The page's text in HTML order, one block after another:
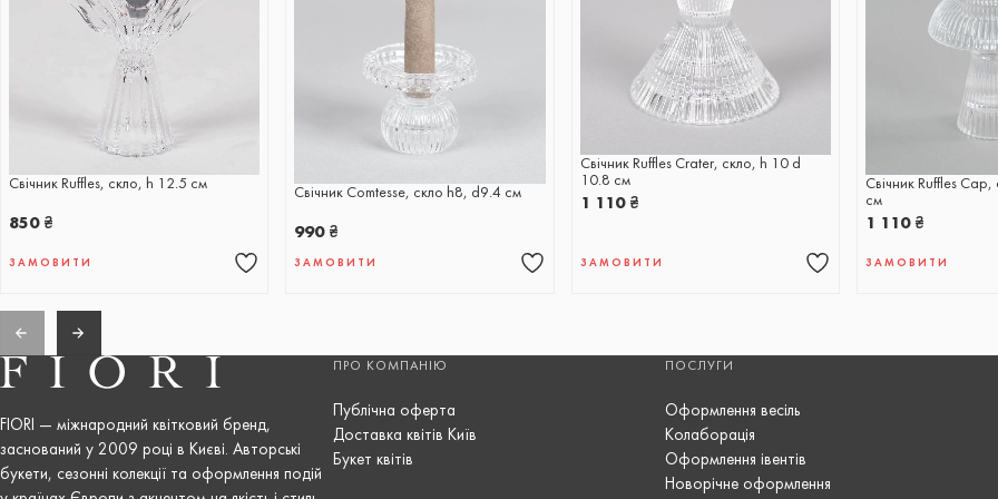
Свічник Ruffles, скло, h 12.5 см
850 ₴
ЗАМОВИТИ
Свічник Comtesse, скло h8, d9.4 см
990 ₴
ЗАМОВИТИ
Свічник Ruffles Crater, скло, h 10 d
10.8 см
1 110 ₴
ЗАМОВИТИ
Свічник Ruffles
см
1 110 ₴
ЗАМОВИТИ
FIORI — міжнародний квітковий бренд,
заснований у 2009 році в Києві. Авторські
букети, сезонні колекції та оформлення подій
ПРО КОМПАНІЮ
Публічна оферта
Доставка квітів Київ
Букет квітів
ПОСЛУГИ
Оформлення весіль
Колаборація
Оформлення івентів
Новорічне оформлення